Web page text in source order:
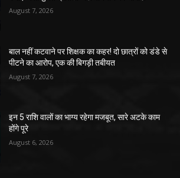
August 7, 2026
बाल नहीं कटवाने पर शिक्षक का कहर! दो छात्रों को डंडे से
पीटने का आरोप, एक की बिगड़ी तबीयत
August 7, 2026
इन 5 राशि वालों का भाग्य रहेगा मजबूत, सारे अटके काम
होंगे पूरे
August 6, 2026